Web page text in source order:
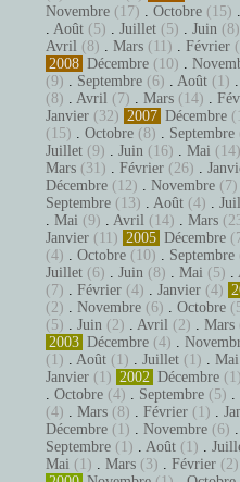
Novembre (17) . Octobre (15) .
. Août (5) . Juillet (5) . Juin (8)
Avril (8) . Mars (11) . Février
2008 Décembre (10) .
(9) . Septembre (6) . Août (1) .
(8) . Avril (7) . Mars (14) .
Janvier (32) 2007 Décembre
(15) . Octobre (8) . Septembre
Juillet (9) . Juin (16) . Mai (14)
Mars (31) . Février (26) .
Décembre (12) . Novembre (7)
Septembre (13) . Août (4) .
. Mai (9) . Avril (14) . Mars
Janvier (11) 2005 Décembre
(4) . Octobre (10) . Septembre
Juillet (6) . Juin (8) . Mai (5) .
(7) . Février (4) . Janvier (4)
(2) . Novembre (6) . Octobre
(5) . Juin (2) . Avril (2) . Mars
2003 Décembre (4) .
(1) . Août (1) . Juillet (1) . Mai
Janvier (1) 2002 Décembre (1)
. Octobre (4) . Septembre (5) .
(4) . Mars (8) . Février (1) .
Décembre (1) . Novembre (6) .
Septembre (1) . Août (1) .
Mai (1) . Mars (3) . Février (2)